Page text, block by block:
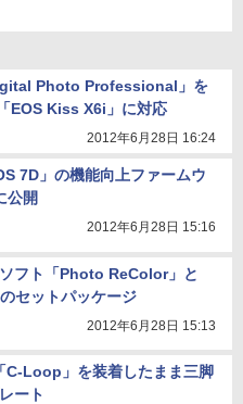
Photo Professional」を
EOS Kiss X6i」に対応
2012年6月28日 16:24
7D」の機能向上ファームウ
公開
2012年6月28日 15:16
フト「Photo ReColor」と
セットパッケージ
2012年6月28日 15:13
C-Loop」を装着したまま三脚
ート